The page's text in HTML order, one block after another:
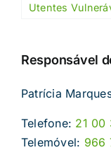
Utentes
Responsável
Patrícia
Telefone: 21 00
Telemóvel: 966